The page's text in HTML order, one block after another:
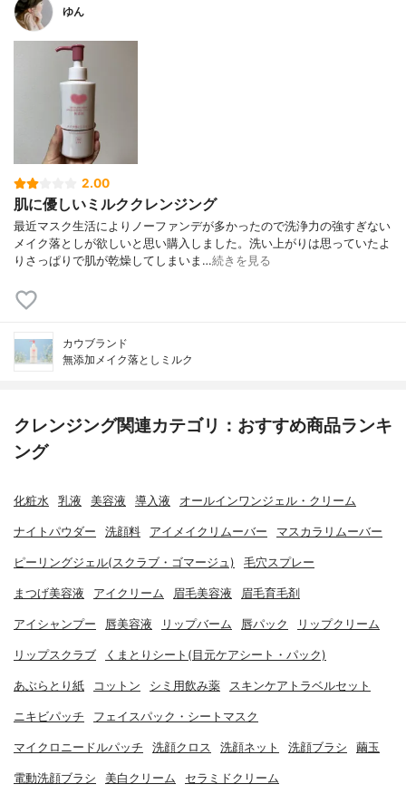
ゆん
2.00
肌に優しいミルククレンジング
最近マスク生活によりノーファンデが多かったので洗浄力の強すぎない
メイク落としが欲しいと思い購入しました。洗い上がりは思っていたよ
りさっぱりで肌が乾燥してしまいま…続きを見る
カウブランド
無添加メイク落としミルク
クレンジング関連カテゴリ：おすすめ商品ランキ
ング
化粧水 乳液 美容液 導入液 オールインワンジェル・クリーム
ナイトパウダー 洗顔料 アイメイクリムーバー マスカラリムーバー
ピーリングジェル(スクラブ・ゴマージュ) 毛穴スプレー
まつげ美容液 アイクリーム 眉毛美容液 眉毛育毛剤
アイシャンプー 唇美容液 リップバーム 唇パック リップクリーム
リップスクラブ くまとりシート(目元ケアシート・パック)
あぶらとり紙 コットン シミ用飲み薬 スキンケアトラベルセット
ニキビパッチ フェイスパック・シートマスク
マイクロニードルパッチ 洗顔クロス 洗顔ネット 洗顔ブラシ 繭玉
電動洗顔ブラシ 美白クリーム セラミドクリーム